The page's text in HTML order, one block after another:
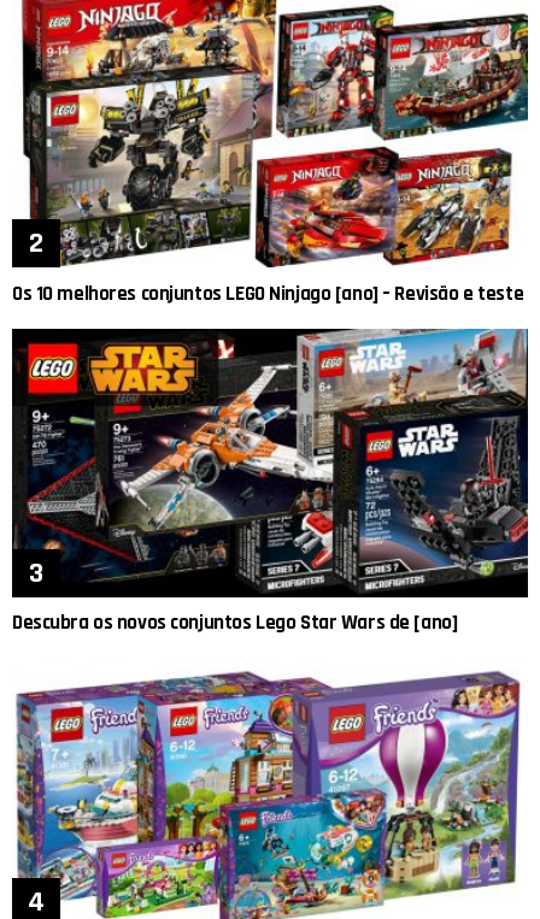
Os 10 melhores conjuntos LEGO Ninjago [ano] – Revisão e teste
Descubra os novos conjuntos Lego Star Wars de [ano]